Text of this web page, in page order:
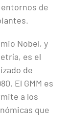
de
Nobel, y
es el
de
El GMM es
a los
que